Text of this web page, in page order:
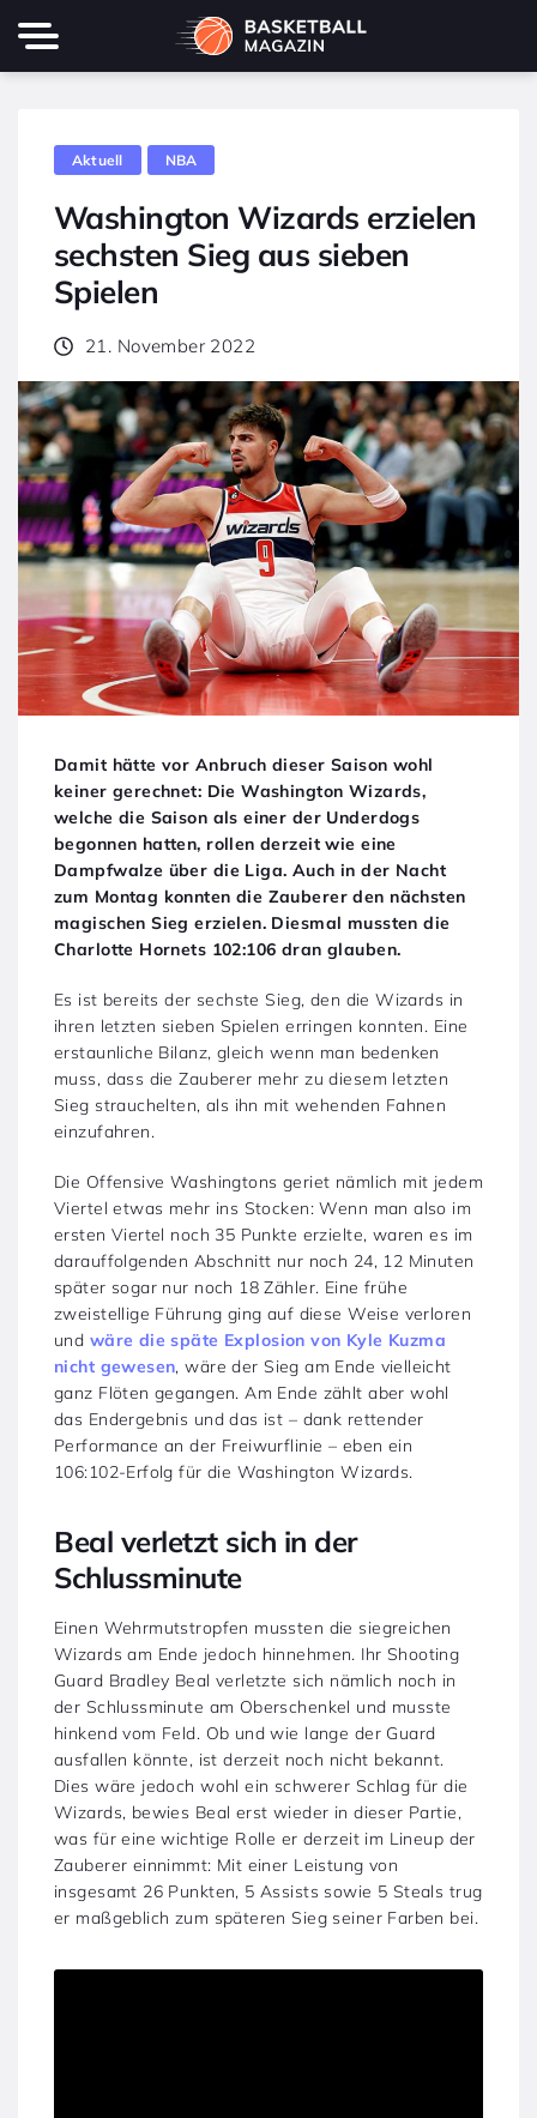
Aktuell NBA
Washington Wizards erzielen
sechsten Sieg aus sieben
Spielen
21. November 2022
Damit hätte vor Anbruch dieser Saison wohl
keiner gerechnet: Die Washington Wizards,
welche die Saison als einer der Underdogs
begonnen hatten, rollen derzeit wie eine
Dampfwalze über die Liga. Auch in der Nacht
zum Montag konnten die Zauberer den nächsten
magischen Sieg erzielen. Diesmal mussten die
Charlotte Hornets 102:106 dran glauben.
Es ist bereits der sechste Sieg, den die Wizards in
ihren letzten sieben Spielen erringen konnten. Eine
erstaunliche Bilanz, gleich wenn man bedenken
muss, dass die Zauberer mehr zu diesem letzten
Sieg strauchelten, als ihn mit wehenden Fahnen
einzufahren.
Die Offensive Washingtons geriet nämlich mit jedem
Viertel etwas mehr ins Stocken: Wenn man also im
ersten Viertel noch 35 Punkte erzielte, waren es im
darauffolgenden Abschnitt nur noch 24, 12 Minuten
später sogar nur noch 18 Zähler. Eine frühe
zweistellige Führung ging auf diese Weise verloren
und wäre die späte Explosion von Kyle Kuzma
nicht gewesen, wäre der Sieg am Ende vielleicht
ganz Flöten gegangen. Am Ende zählt aber wohl
das Endergebnis und das ist – dank rettender
Performance an der Freiwurflinie – eben ein
106:102-Erfolg für die Washington Wizards.
Beal verletzt sich in der
Schlussminute
Einen Wehrmutstropfen mussten die siegreichen
Wizards am Ende jedoch hinnehmen. Ihr Shooting
Guard Bradley Beal verletzte sich nämlich noch in
der Schlussminute am Oberschenkel und musste
hinkend vom Feld. Ob und wie lange der Guard
ausfallen könnte, ist derzeit noch nicht bekannt.
Dies wäre jedoch wohl ein schwerer Schlag für die
Wizards, bewies Beal erst wieder in dieser Partie,
was für eine wichtige Rolle er derzeit im Lineup der
Zauberer einnimmt: Mit einer Leistung von
insgesamt 26 Punkten, 5 Assists sowie 5 Steals trug
er maßgeblich zum späteren Sieg seiner Farben bei.